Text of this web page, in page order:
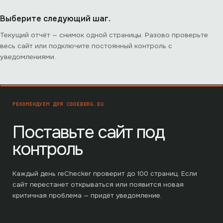
Выберите следующий шаг.
Текущий отчёт — снимок одной страницы. Разово проверьте
весь сайт или подключите постоянный контроль с
уведомлениями.
РЕКОМЕНДУЕМ ДЛЯ CODEBERG.EU
Поставьте сайт под
контроль
Каждый день reChecker проверит до 100 страниц. Если
сайт перестанет открываться или появится новая
критичная проблема — придёт уведомление.